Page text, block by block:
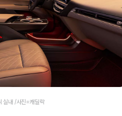
실내 /사진=캐딜락